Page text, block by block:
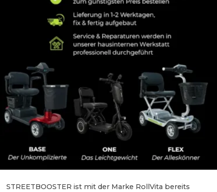
STREETBOOSTER ist mit der Marke RollVita bereits